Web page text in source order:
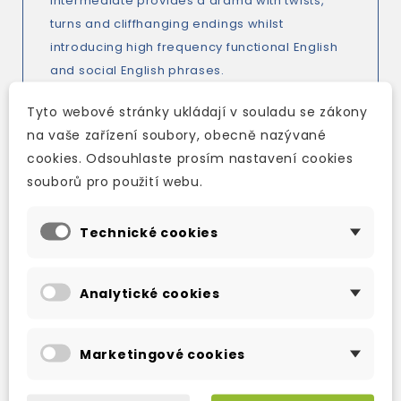
turns and cliffhanging endings whilst
introducing high frequency functional English
and social English phrases.
focus on the 4 skills, and a wider variety of
skills tasks.
*The print Student Book comes with access to
Skills Confidence (Beginner, Elementary) and
Intermediate, Intermediate Plus, Upper
Develop your confidence in English with
access to bite-size Reading, Listening,
complements the course, available in Oxford
*In the higher levels, Colloquial English
Tyto webové stránky ukládají v souladu se zákony
na vaše zařízení soubory, obecně nazývané
cookies. Odsouhlaste prosím nastavení cookies
souborů pro použití webu.
Technické cookies
Analytické cookies
Marketingové cookies